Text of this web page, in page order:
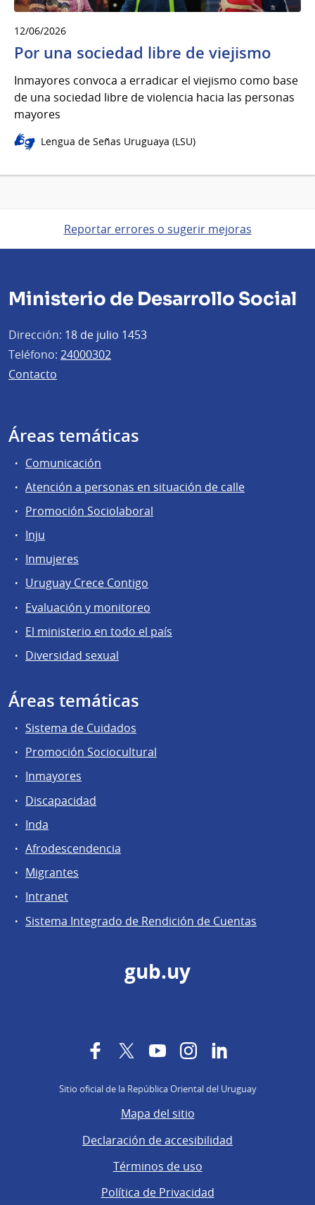
12/06/2026
Por una sociedad libre de viejismo
Inmayores convoca a erradicar el viejismo como base
de una sociedad libre de violencia hacia las personas
mayores
Lengua de Señas Uruguaya (LSU)
Reportar errores o sugerir mejoras
Ministerio de Desarrollo Social
Dirección: 18 de julio 1453
Teléfono: 24000302
Contacto
Áreas temáticas
Comunicación
Atención a personas en situación de calle
Promoción Sociolaboral
Inju
Inmujeres
Uruguay Crece Contigo
Evaluación y monitoreo
El ministerio en todo el país
Diversidad sexual
Áreas temáticas
Sistema de Cuidados
Promoción Sociocultural
Inmayores
Discapacidad
Inda
Afrodescendencia
Migrantes
Intranet
Sistema Integrado de Rendición de Cuentas
gub.uy
FacebookTwitterYouTubeInstagram
Sitio oficial de la República Oriental del Uruguay
Mapa del sitio
Declaración de accesibilidad
Términos de uso
Política de Privacidad